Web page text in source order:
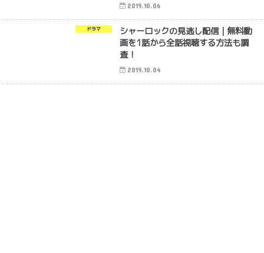
2019.10.06
ドラマ
シャーロックの見逃し配信｜無料動
画を1話から全話視聴する方法も調
査！
2019.10.04